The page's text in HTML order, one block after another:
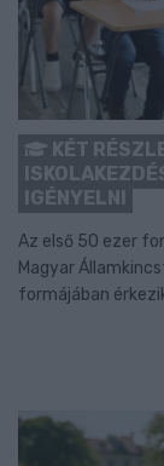
KÉT
IGÉNYELNI
Az első 50 ezer
Magyar
formájában